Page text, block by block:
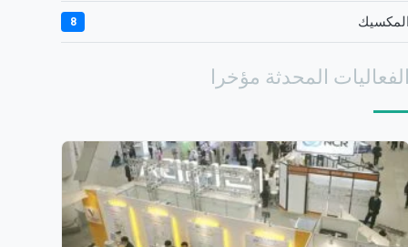
المكسيك 8
الفعاليات المحدثة مؤخرا